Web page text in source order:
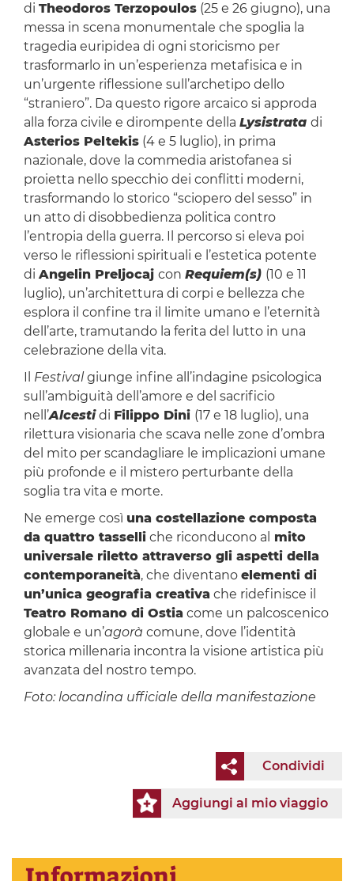
di Theodoros Terzopoulos(25 e 26 giugno), una
messa in scena monumentale che spoglia la
tragedia euripidea di ogni storicismo per
trasformarlo in un’esperienza metafisica e in
un’urgente riflessione sull’archetipo dello
“straniero”. Da questo rigore arcaico si approda
alla forza civile e dirompente della Lysistrata di
Asterios Peltekis(4 e 5 luglio), in prima
nazionale, dove la commedia aristofanea si
proietta nello specchio dei conflitti moderni,
trasformando lo storico “sciopero del sesso” in
un atto di disobbedienza politica contro
l’entropia della guerra. Il percorso si eleva poi
verso le riflessioni spirituali e l’estetica potente
di Angelin Preljocaj con Requiem(s) (10 e 11
luglio), un’architettura di corpi e bellezza che
esplora il confine tra il limite umano e l’eternità
dell’arte, tramutando la ferita del lutto in una
celebrazione della vita.
Festivalgiunge infine all’indagine psicologica
sull’ambiguità dell’amore e del sacrificio
nell’Alcesti di Filippo Dini (17 e 18 luglio), una
rilettura visionaria che scava nelle zone d’ombra
del mito per scandagliare le implicazioni umane
più profonde e il mistero perturbante della
soglia tra vita e morte.
Ne emerge così una costellazione composta
da quattro tasselliche riconducono al mito
universale riletto attraverso gli aspetti della
contemporaneità, che diventano elementi di
un’unica geografia creativa che ridefinisce il
Teatro Romano di Ostia come un palcoscenico
globale e un’agorà comune, dove l’identità
storica millenaria incontra la visione artistica più
avanzata del nostro tempo.
Foto: locandina ufficiale della manifestazione
Condividi
Aggiungi al mio viaggio